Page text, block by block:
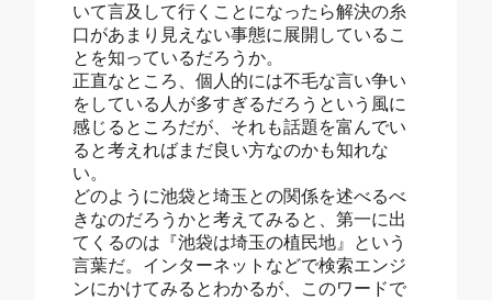
いて言及して行くことになったら解決の糸
口があまり見えない事態に展開しているこ
とを知っているだろうか。
正直なところ、個人的には不毛な言い争い
をしている人が多すぎるだろうという風に
感じるところだが、それも話題を富んでい
ると考えればまだ良い方なのかも知れな
い。
どのように池袋と埼玉との関係を述べるべ
きなのだろうかと考えてみると、第一に出
てくるのは『池袋は埼玉の植民地』という
言葉だ。インターネットなどで検索エンジ
ンにかけてみるとわかるが、このワードで